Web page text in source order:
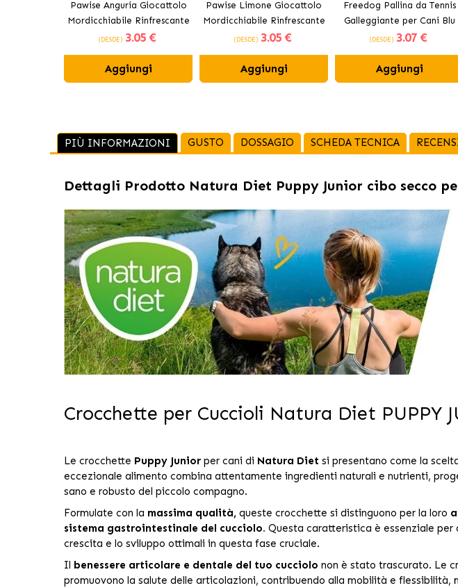
Pawise Anguria Giocattolo
Mordicchiabile Rinfrescante
per Cani 10 cm
(DESDE) 3.05 €
Aggiungi
Pawise Limone Giocattolo
Mordicchiabile Rinfrescante
per Cani 12 cm
(DESDE) 3.05 €
Aggiungi
Freedog Pallina da Tennis
Galleggiante per Cani Blu
(DESDE) 3.07 €
Aggiungi
PIÙ INFORMAZIONI GUSTO DOSSAGIO SCHEDA TECNICA
Dettagli Prodotto Natura Diet Puppy Junior cibo secco
Crocchette per Cuccioli Natura Diet PUPPY
Le crocchette Puppy Juniorper cani di Natura Diet si presentano come la
eccezionale alimento combina attentamente ingredienti naturali e nutrienti,
sano e robusto del piccolo compagno.
Formulate con la massima qualità, queste crocchette si distinguono per la loro
sistema gastrointestinale del cucciolo. Questa caratteristica è essenziale per
crescita e lo sviluppo ottimali in questa fase cruciale.
Il benessere articolare e dentale del tuo cucciolo non è stato trascurato. Le
promuovono la salute delle articolazioni, contribuendo alla mobilità e flessibilità,